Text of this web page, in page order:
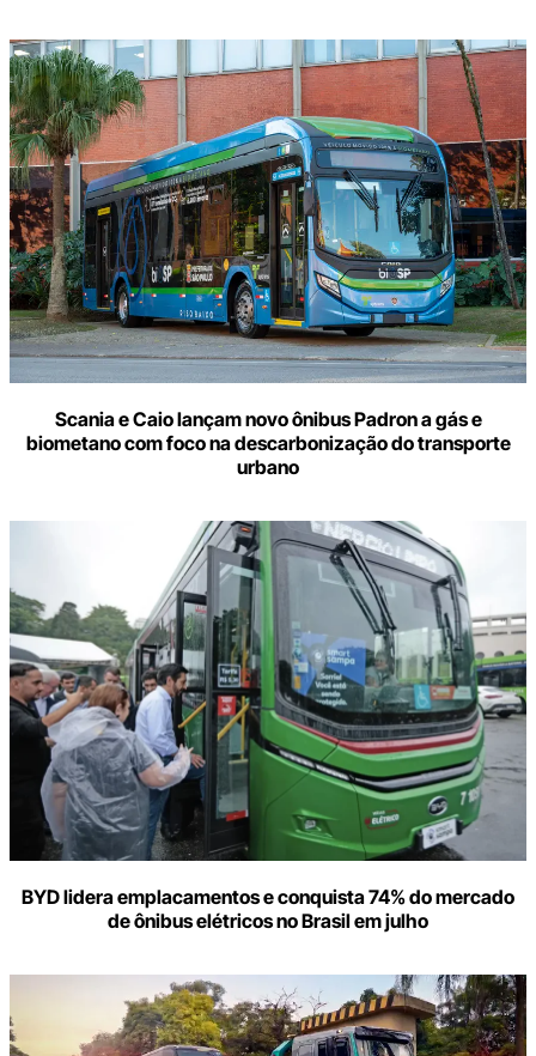
Scania e Caio lançam novo ônibus Padron a gás e
biometano com foco na descarbonização do transporte
urbano
BYD lidera emplacamentos e conquista 74% do mercado
de ônibus elétricos no Brasil em julho